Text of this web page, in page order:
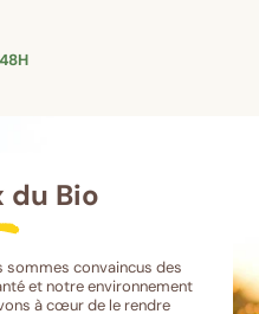
du Bio
sommes convaincus des
et notre environnement
à cœur de le rendre